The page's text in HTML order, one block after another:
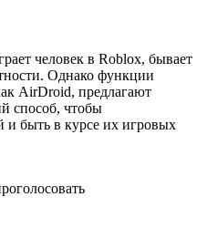
человек в Roblox, бывает
Однако функции
AirDroid, предлагают
способ, чтобы
и быть в курсе их игровых